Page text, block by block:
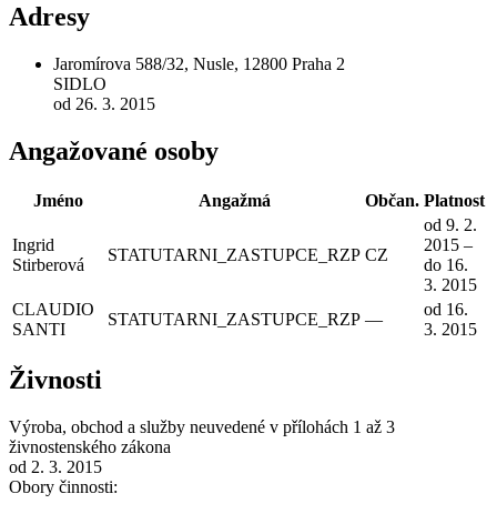
Adresy
Jaromírova 588/32, Nusle, 12800 Praha 2
SIDLO
od 26. 3. 2015
Angažované osoby
Jméno Angažmá Občan. Platnost
Ingrid
Stirberová
STATUTARNI_ZASTUPCE_RZP CZ
od 9. 2.
2015 –
do 16.
3. 2015
CLAUDIO
SANTI
STATUTARNI_ZASTUPCE_RZP —
od 16.
3. 2015
Živnosti
Výroba, obchod a služby neuvedené v přílohách 1 až 3
živnostenského zákona
od 2. 3. 2015
Obory činnosti: